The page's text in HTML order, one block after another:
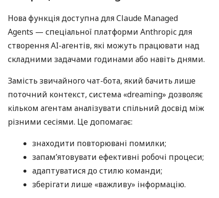
Нова функція доступна для Claude Managed
Agents — спеціальної платформи Anthropic для
створення AI-агентів, які можуть працювати над
складними задачами годинами або навіть днями.
Замість звичайного чат-бота, який бачить лише
поточний контекст, система «dreaming» дозволяє
кільком агентам аналізувати спільний досвід між
різними сесіями. Це допомагає:
знаходити повторювані помилки;
запам’ятовувати ефективні робочі процеси;
адаптуватися до стилю команди;
зберігати лише «важливу» інформацію.